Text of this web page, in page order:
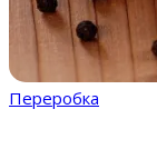
Переробка